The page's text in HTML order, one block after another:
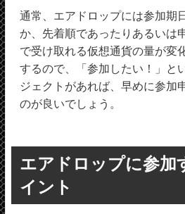
通常、エアドロップには参加期
か、先着順であったりあるいは
で受け取れる仮想通貨の量が変
するので、「参加したい！」と
ジェクトがあれば、早めに参加
のが良いでしょう。
エアドロップに参加
イント